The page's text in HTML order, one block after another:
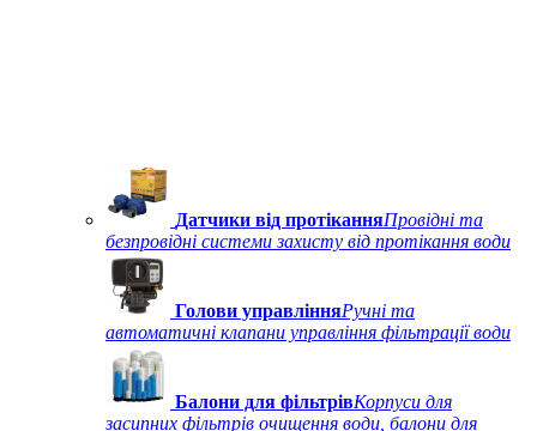
Датчики від протіканняПровідні та
безпровідні системи захисту від протікання води
Голови управлінняРучні та
автоматичні клапани управління фільтрації води
Балони для фільтрівКорпуси для
засипних фільтрів очищення води, балони для